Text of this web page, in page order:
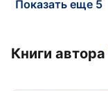
Показать еще 5
Книги автора